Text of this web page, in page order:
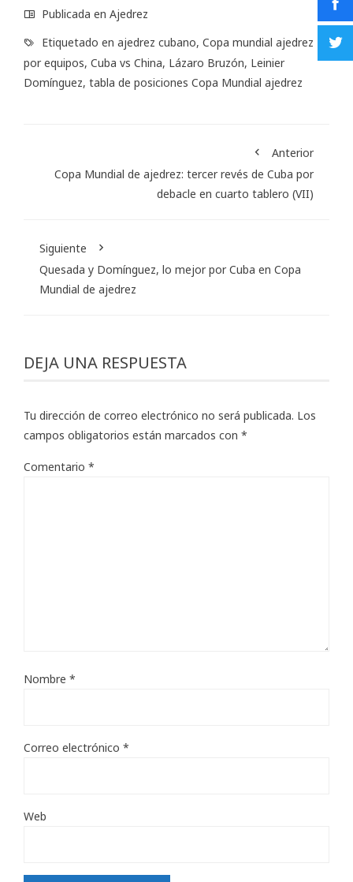
Publicada en Ajedrez
Etiquetado en ajedrez cubano, Copa mundial ajedrez
por equipos, Cuba vs China, Lázaro Bruzón, Leinier
Domínguez, tabla de posiciones Copa Mundial ajedrez
Anterior
Copa Mundial de ajedrez: tercer revés de Cuba por
debacle en cuarto tablero (VII)
Siguiente
Quesada y Domínguez, lo mejor por Cuba en Copa
Mundial de ajedrez
DEJA UNA RESPUESTA
Tu dirección de correo electrónico no será publicada. Los
campos obligatorios están marcados con *
Comentario *
Nombre *
Correo electrónico *
Web